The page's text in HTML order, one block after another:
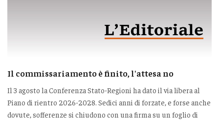
Il commissariamento è finito, l'attesa no
Il 3 agosto la Conferenza Stato-Regioni ha dato il via libera al
Piano di rientro 2026-2028. Sedici anni di forzate, e forse anche
dovute, sofferenze si chiudono con una firma su un foglio di